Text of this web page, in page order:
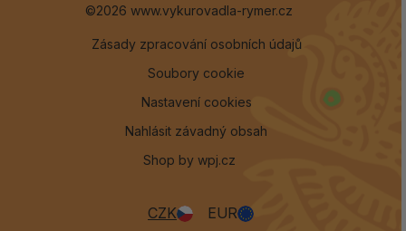
©2026 www.vykurovadla-rymer.cz
Zásady zpracování osobních údajů
Soubory cookie
Nastavení cookies
Nahlásit závadný obsah
Shop by wpj.cz
CZK EUR